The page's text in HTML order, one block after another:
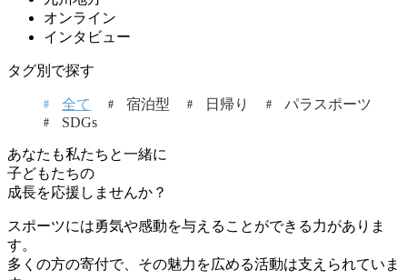
オンライン
インタビュー
タグ別で探す
全て 宿泊型 日帰り
パラスポーツ
SDGs
あなたも私たちと一緒に
子どもたちの
成長を応援しませんか？
スポーツには勇気や感動を与えることができる力がありま
す。
多くの方の寄付で、その魅力を広める活動は支えられていま